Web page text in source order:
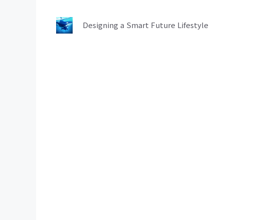
Designing a Smart Future Lifestyle